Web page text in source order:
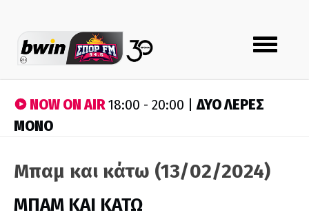
Toggle
navigation
NOW ON AIR18:00 - 20:00 |ΔΥΟ ΛΕΡΕΣ
ΜΟΝΟ
Μπαμ και κάτω (13/02/2024)
ΜΠΑΜ ΚΑΙ ΚΑΤΩ